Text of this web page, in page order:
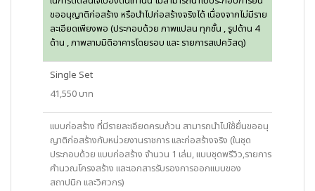
ขออนุญาติก่อสร้าง หรือนำไปก่อสร้างจริงได้ เนื่องจากไม่มีราย
ละเอียดเพียงพอ (ประกอบด้วย ภาพแปลน ทุกชั้น , รูปด้าน 4
ด้าน , ภาพสามมิติอาคารโดยรอบ และ รายการสเปควัสดุ)
Single Set
41,550 บาท
แบบก่อสร้าง ที่มีรายละเอียดครบถ้วน สามารถนำไปใช้ยื่นขออนุ
ญาติก่อสร้างกับหน่วยงานราชการ และก่อสร้างจริง (ในชุด
ประกอบด้วย แบบก่อสร้าง จำนวน 1 เล่ม, แบบชุดพรีวิว,รายการ
คำนวณโครงสร้าง และเอกสารรับรองการออกแบบของ
สถาปนิก และวิศวกร)